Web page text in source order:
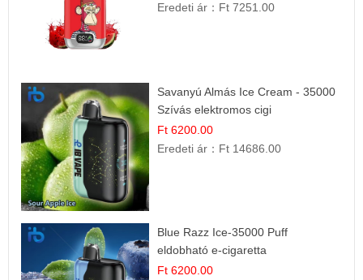
Eredeti ár： Ft 7251.00
Savanyú Almás Ice Cream - 35000
Szívás elektromos cigi
Ft 6200.00
Eredeti ár： Ft 14686.00
Blue Razz Ice-35000 Puff
eldobható e-cigaretta
Ft 6200.00